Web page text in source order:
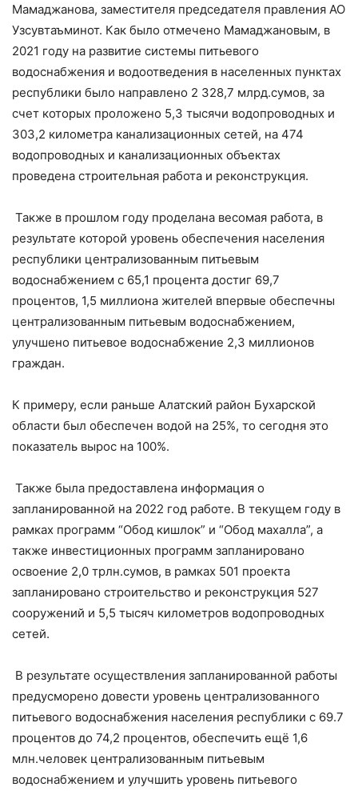
Мамаджанова, заместителя председателя правления АО
Узсувтаъминот. Как было отмечено Мамаджановым, в
2021 году на развитие системы питьевого
водоснабжения и водоотведения в населенных пунктах
республики было направлено 2 328,7 млрд.сумов, за
счет которых проложено 5,3 тысячи водопроводных и
303,2 километра канализационных сетей, на 474
водопроводных и канализационных объектах
проведена строительная работа и реконструкция.
Также в прошлом году проделана весомая работа, в
результате которой уровень обеспечения населения
республики централизованным питьевым
водоснабжением с 65,1 процента достиг 69,7
процентов, 1,5 миллиона жителей впервые обеспечны
централизованным питьевым водоснабжением,
улучшено питьевое водоснабжение 2,3 миллионов
граждан.
К примеру, если раньше Алатский район Бухарской
области был обеспечен водой на 25%, то сегодня это
показатель вырос на 100%.
Также была предоставлена информация о
запланированной на 2022 год работе. В текущем году в
рамках программ “Обод кишлок” и “Обод махалла”, а
также инвестиционных программ запланировано
освоение 2,0 трлн.сумов, в рамках 501 проекта
запланировано строительство и реконструкция 527
сооружений и 5,5 тысяч километров водопроводных
сетей.
В результате осуществления запланированной работы
предусморено довести уровень централизованного
питьевого водоснабжения населения республики с 69.7
процентов до 74,2 процентов, обеспечить ещё 1,6
млн.человек централизованным питьевым
водоснабжением и улучшить уровень питьевого